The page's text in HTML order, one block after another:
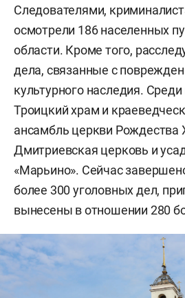
Следователями,
осмотрели 186 населенных
области. Кроме того,
дела, связанные с
культурного наследия.
Троицкий храм и
ансамбль церкви Рождества
Дмитриевская церковь и
«Марьино». Сейчас
более 300 уголовных дел,
вынесены в отношении 280